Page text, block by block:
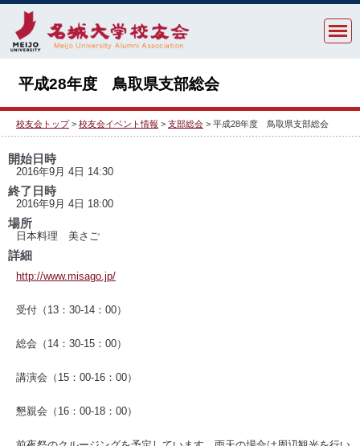
平成28年度 鳥取県支部総会
校友会トップ > 校友会イベント情報 > 支部総会 > 平成28年度 鳥取県支部総会
開始日時
2016年9月 4日 14:30
終了日時
2016年9月 4日 18:00
場所
日本料理 美さご
詳細
http://www.misago.jp/
受付（13：30-14：00）
総会（14：30-15：00）
講演会（15：00-16：00）
懇親会（16：00-18：00）